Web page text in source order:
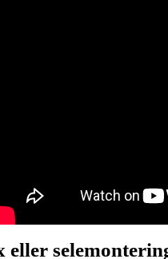
eller